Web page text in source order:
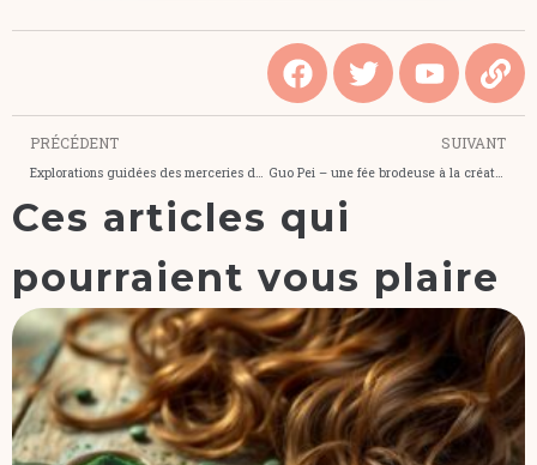
PRÉCÉDENT
Explorations guidées des merceries du Sentier – Paris
SUIVANT
Guo Pei – une fée brodeuse à la créativité fabuleuse
Ces articles qui
pourraient vous plaire